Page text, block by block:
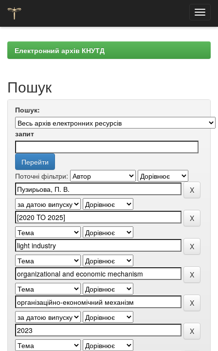
navigationЕлектронний архів КНУТД
Пошук
Пошук:
запит
Поточні фільтри: